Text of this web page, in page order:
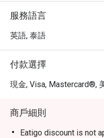
服務語言
英語, 泰語
付款選擇
現金, Visa, Mastercard®,
商戶細則
Eatigo discount is not